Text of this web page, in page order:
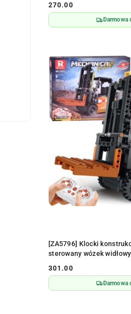
Cena:
270.00
Darmowa
[ZA5796] Klocki
sterowany wózek
Cena:
301.00
Darmowa
DO